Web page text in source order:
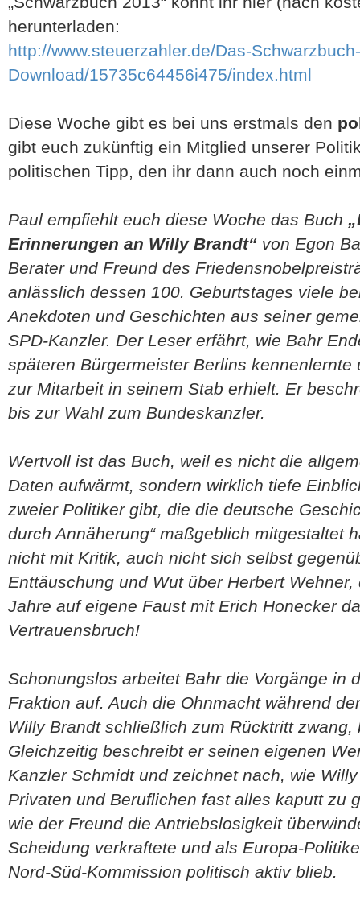
herunterladen:
http://www.steuerzahler.de/Das-
Download/15735c64456i475/index.html
Diese Woche gibt es bei uns erstmals den
gibt euch zukünftig ein Mitglied unserer
politischen Tipp, den ihr dann auch noch
Paul empfiehlt euch diese Woche das Buch
Erinnerungen an Willy Brandt“ von Egon
Berater und Freund des
anlässlich dessen 100. Geburtstages viele
Anekdoten und Geschichten aus seiner
SPD-Kanzler. Der Leser erfährt, wie Bahr
späteren Bürgermeister Berlins kennenlernte
zur Mitarbeit in seinem Stab erhielt. Er
bis zur Wahl zum Bundeskanzler.
Wertvoll ist das Buch, weil es nicht die
Daten aufwärmt, sondern wirklich tiefe
zweier Politiker gibt, die die deutsche
durch Annäherung“ maßgeblich mitgestaltet
nicht mit Kritik, auch nicht sich selbst
Enttäuschung und Wut über Herbert
Jahre auf eigene Faust mit Erich Honecker
Vertrauensbruch!
Schonungslos arbeitet Bahr die Vorgänge in
Fraktion auf. Auch die Ohnmacht während
Willy Brandt schließlich zum Rücktritt
Gleichzeitig beschreibt er seinen eigenen
Kanzler Schmidt und zeichnet nach, wie
Privaten und Beruflichen fast alles kaputt zu
wie der Freund die Antriebslosigkeit
Scheidung verkraftete und als Europa-
Nord-Süd-Kommission politisch aktiv blieb.